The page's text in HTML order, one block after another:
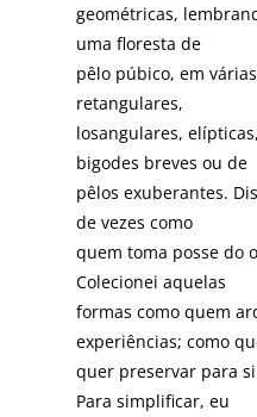
geométricas,
uma floresta de
pêlo púbico, em
retangulares,
losangulares,
bigodes breves ou de
pêlos exuberantes.
de vezes como
quem toma posse do
Colecionei aquelas
formas como quem
experiências; como
quer preservar para
Para simplificar, eu